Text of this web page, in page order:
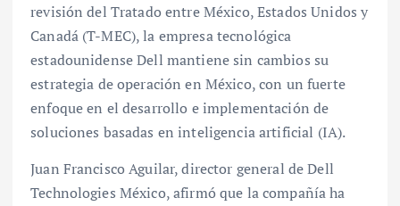
revisión del Tratado entre México, Estados Unidos y
Canadá (T-MEC), la empresa tecnológica
estadounidense Dell mantiene sin cambios su
estrategia de operación en México, con un fuerte
enfoque en el desarrollo e implementación de
soluciones basadas en inteligencia artificial (IA).
Juan Francisco Aguilar, director general de Dell
Technologies México, afirmó que la compañía ha